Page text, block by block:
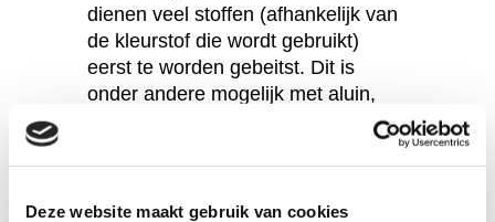
Deze website maakt gebruik van cookies
dienen veel stoffen (afhankelijk van
de kleurstof die wordt gebruikt)
eerst te worden gebeitst. Dit is
onder andere mogelijk met aluin,
textielindustrie. De aluin wordt